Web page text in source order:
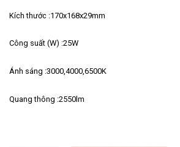
Kích thước :170x168x29mm
Công suất (W) :25W
Ánh sáng :3000,4000,6500K
Quang thông :2550lm